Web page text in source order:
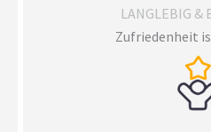
LANGLEBIG &
Zufriedenheit